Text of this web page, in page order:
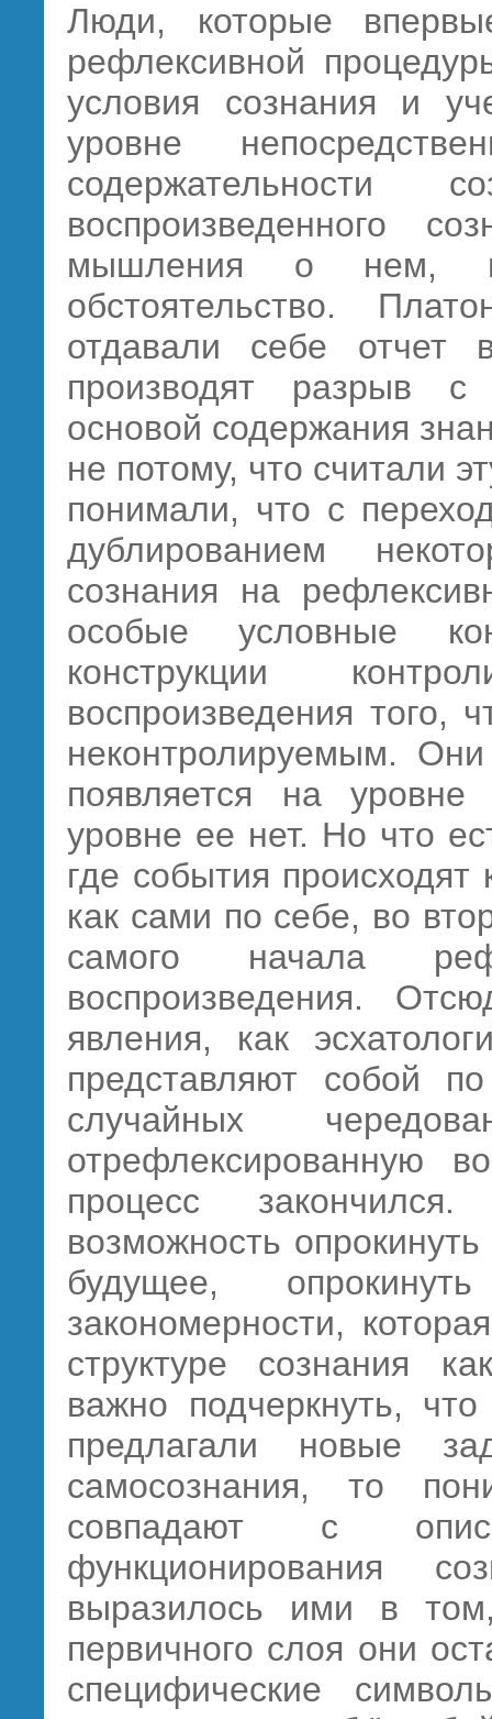
Люди, которые
рефлексивной
условия сознания и
уровне
воспроизведенного
мышления о нем,
обстоятельство.
отдавали себе
производят разрыв с
основой содержания
не потому, что считали
понимали, что с
дублированием
сознания на
особые условные
конструкции
воспроизведения того,
неконтролируемым.
появляется на
уровне ее нет. Но что
где события
как сами по себе, во
самого начала
воспроизведения.
явления, как
представляют собой
случайных
отрефлексированную
процесс
возможность
будущее,
закономерности,
структуре сознания
важно подчеркнуть,
предлагали новые
самосознания, то
совпадают с
функционирования
выразилось ими в
первичного слоя они
специфические